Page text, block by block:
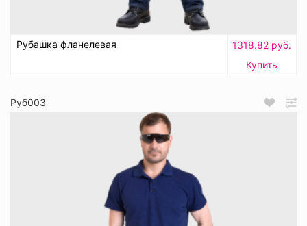
Рубашка фланелевая
1318.82 руб.
Купить
Руб003